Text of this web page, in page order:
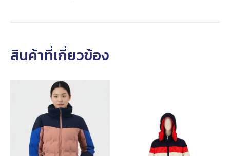
สินค้าที่เกี่ยวข้อง